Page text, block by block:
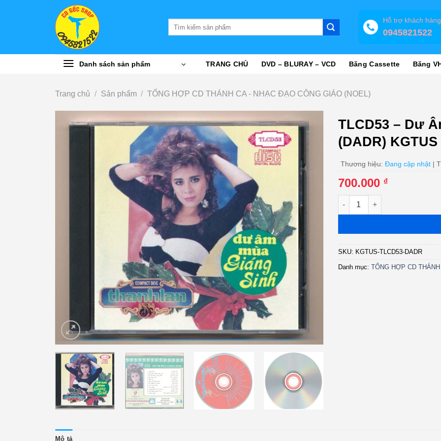
Hỗ trợ khách hàng
0945821522
Danh sách sản phẩm TRANG CHỦ DVD – BLURAY – VCD Băng Cassette Băng
Trang chủ / Sản phẩm / TỔNG HỢP CD THÁNH CA - NHẠC ĐẠO CÔNG GIÁO (NOEL)
TLCD53 – Dư
(DADR) KGTUS
Thương hiệu: Đang cập nhật |
700.000 ₫
TLCD53 - Dư Âm Mùa Giáng
SKU: KGTUS-TLCD53-DADR
Danh mục: TỔNG HỢP CD
Mô tả